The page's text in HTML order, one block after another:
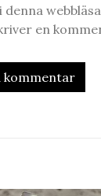
denna
en